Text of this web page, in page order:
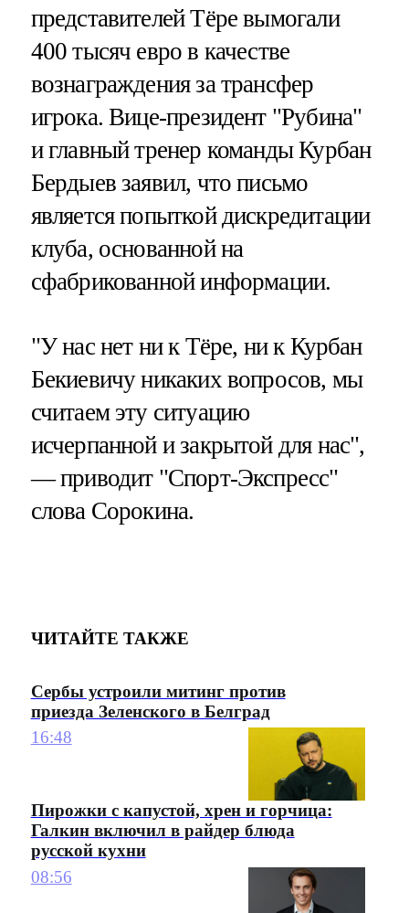
представителей Тёре вымогали
400 тысяч евро в качестве
вознаграждения за трансфер
игрока. Вице-президент "Рубина"
и главный тренер команды Курбан
Бердыев заявил, что письмо
является попыткой дискредитации
клуба, основанной на
сфабрикованной информации.
"У нас нет ни к Тёре, ни к Курбан
Бекиевичу никаких вопросов, мы
считаем эту ситуацию
исчерпанной и закрытой для нас",
— приводит "Спорт-Экспресс"
слова Сорокина.
ЧИТАЙТЕ ТАКЖЕ
Сербы устроили митинг против
приезда Зеленского в Белград
16:48
Пирожки с капустой, хрен и горчица:
Галкин включил в райдер блюда
русской кухни
08:56